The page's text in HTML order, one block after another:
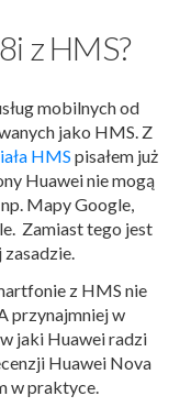
z HMS?
mobilnych od
jako HMS. Z
HMS pisałem już
Huawei nie mogą
Mapy Google,
Zamiast tego jest
z HMS nie
przynajmniej w
jaki Huawei radzi
Huawei Nova
w praktyce.